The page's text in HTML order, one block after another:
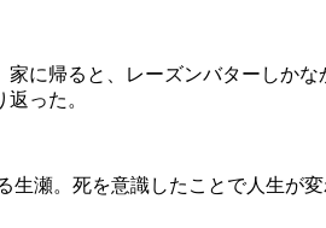
に帰ると、レーズンバターしか
った。
瀬。死を意識したことで人生が変